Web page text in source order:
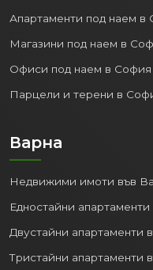
Апартаменти под наем в
Магазини под наем в
Офиси под наем в София
Парцели и терени в
Варна
Недвижими имоти във
Едностайни
Двустайни апартаменти
Тристайни апартаменти